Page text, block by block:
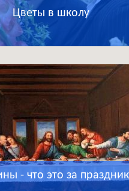
Цветы в школу
- что это за